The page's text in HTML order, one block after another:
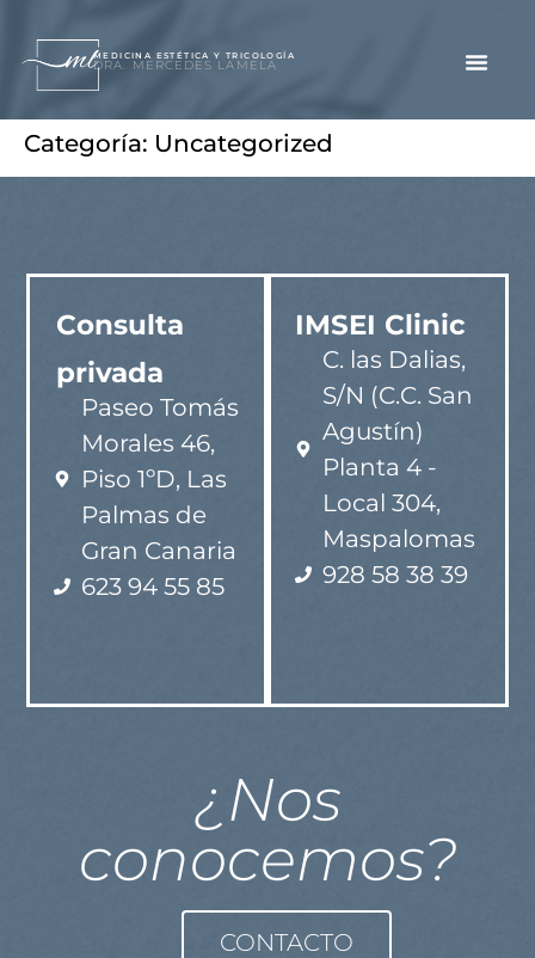
DRA. MERCEDES LAMELA
MEDICINA ESTÉTICA Y TRICOLOGÍA
Categoría: Uncategorized
Consulta
privada
Paseo Tomás
Morales 46,
Piso 1ºD, Las
Palmas de
Gran Canaria​
623 94 55 85​
IMSEI Clinic
C. las Dalias,
S/N (C.C. San
Agustín)
Planta 4 -
Local 304,
Maspalomas
928 58 38 39
¿Nos
conocemos?
CONTACTO